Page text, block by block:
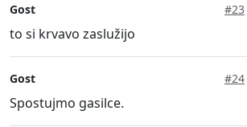
Gost #23
to si krvavo zaslužijo
Gost #24
Spostujmo gasilce.